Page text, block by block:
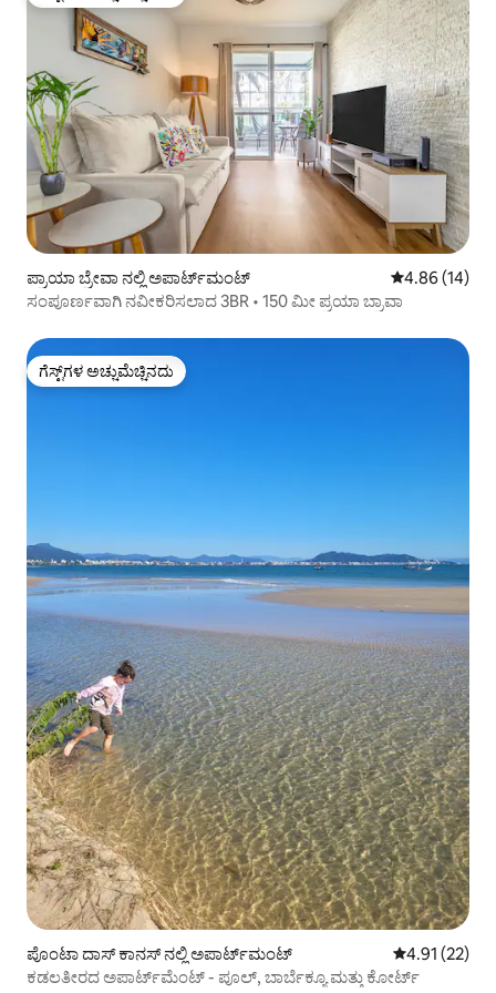
ಪ್ರಾಯಾ ಬ್ರೇವಾ ನಲ್ಲಿ ಅಪಾರ್ಟ್‌ಮಂಟ್ 5 ರಲ್ಲಿ 4.86
4.86 (14)
ಸಂಪೂರ್ಣವಾಗಿ ನವೀಕರಿಸಲಾದ 3BR • 150 ಮೀ ಪ್ರಯಾ ಬ್ರಾವಾ
ಗೆಸ್ಟ್‌ಗಳ ಅಚ್ಚುಮೆಚ್ಚಿನದು
ಗೆಸ್ಟ್‌ಗಳ ಅಚ್ಚುಮೆಚ್ಚಿನದು
ಪೊಂಟಾ ದಾಸ್ ಕಾನಸ್ ನಲ್ಲಿ ಅಪಾರ್ಟ್‌ಮಂಟ್ 5 ರಲ್ಲಿ 4.91
4.91 (22)
ಕಡಲತೀರದ ಅಪಾರ್ಟ್‌ಮೆಂಟ್ - ಪೂಲ್, ಬಾರ್ಬೆಕ್ಯೂ ಮತ್ತು ಕೋರ್ಟ್